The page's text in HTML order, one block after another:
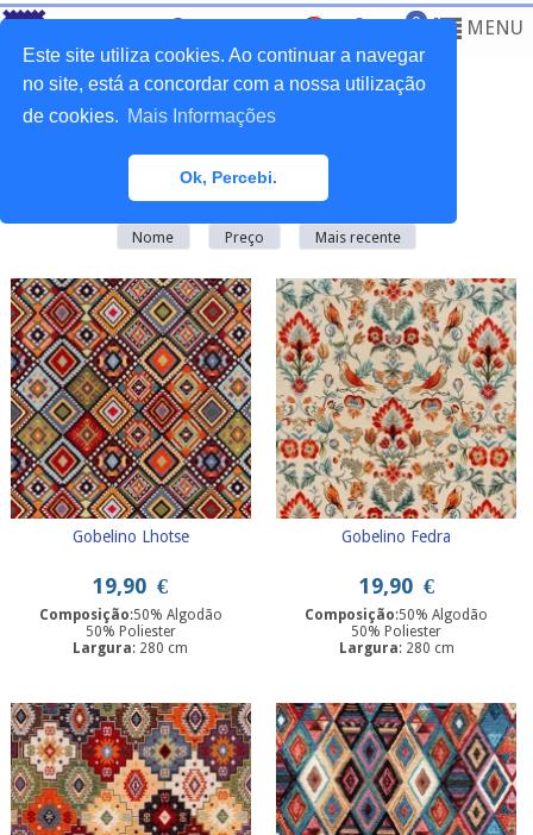
Este site utiliza cookies. Ao continuar a navegar
no site, está a concordar com a nossa utilização
de cookies. Mais Informações
Ok, Percebi.
0 MENU
Existem41produto(s) nesta categoria
Nome Preço Mais recente
Gobelino Lhotse
19,90 €
Composição:50% Algodão
50% Poliester
Largura: 280 cm
Gobelino Fedra
19,90 €
Composição:50% Algodão
50% Poliester
Largura: 280 cm